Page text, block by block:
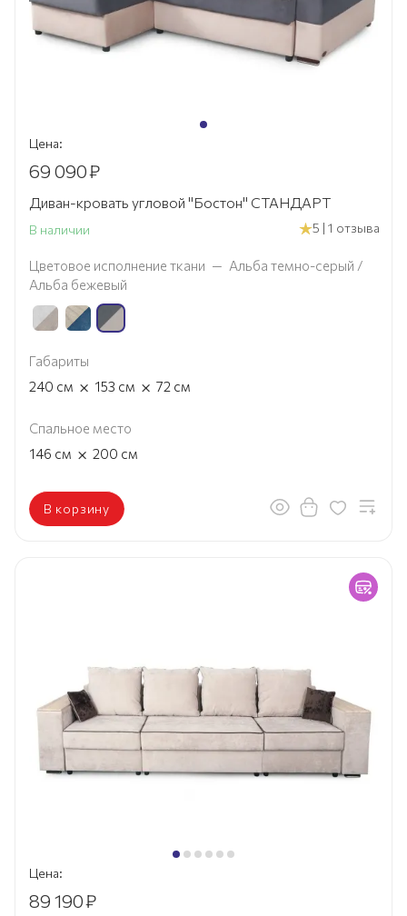
Цена:
69 090₽
Диван-кровать угловой "Бостон" СТАНДАРТ
В наличии 5 | 1 отзыва
Цветовое исполнение ткани — Альба темно-серый /
Альба бежевый
Габариты
240 см × 153 см × 72 см
Спальное место
146 см × 200 см
В корзину
Цена:
89 190₽